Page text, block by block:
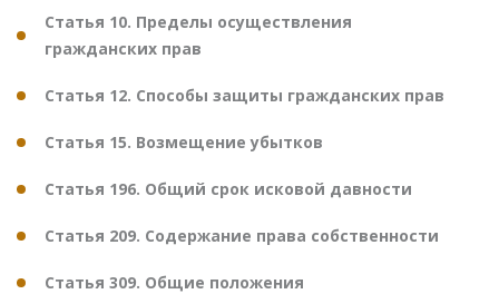
Статья 10. Пределы осуществления
гражданских прав
Статья 12. Способы защиты гражданских прав
Статья 15. Возмещение убытков
Статья 196. Общий срок исковой давности
Статья 209. Содержание права собственности
Статья 309. Общие положения